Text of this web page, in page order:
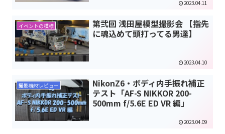
2023.04.11
イベントの模様
第弐回 浅田屋模型撮影会 【指先
に魂込めて頭打ってる男達】
2023.04.10
撮影機材レビュー
NikonZ6・ボディ内手振れ補正
テスト「AF-S NIKKOR 200-
500mm f/5.6E ED VR 編」
2023.04.09